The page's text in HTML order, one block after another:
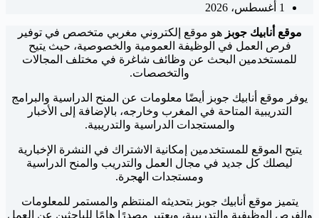
1 أغسطس، 2026
موقع أنابيك جوبزهو موقع إلكتروني مغربي متخصص في توفير
فرص العمل في الوظيفة العمومية والخصوصية، حيث يتيح
للمستخدمين البحث عن وظائف شاغرة في مختلف المجالات
والتخصصات.
يوفر موقع أنابيك جوبز أيضًا معلومات عن المنح الدراسية والبرامج
التدريبية المتاحة في المغرب وخارجه، بالإضافة إلى الأخبار
والمستجدات الدراسية والتدريبية.
يتيح الموقع للمستخدمين إمكانية الاشتراك في النشرة الإخبارية
ليصلك كل جديد في مجال العمل والتدريب والمنح الدراسية
ومستجدات الهجرة.
يتميز موقع أنابيك جوبز بتحديثه المنتظم والمستمر للمعلومات
والفرص الوظيفية والتدريبية، ويعتبر مصدرًا هامًا للباحثين عن العمل